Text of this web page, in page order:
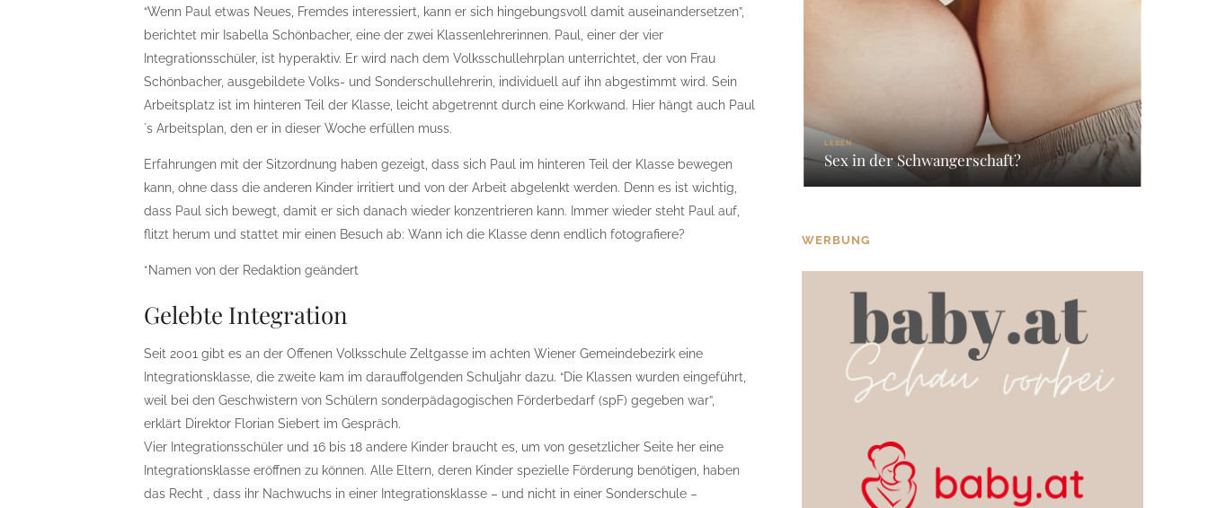
“Wenn Paul etwas Neues, Fremdes interessiert, kann er sich hingebungsvoll damit auseinandersetzen”,
berichtet mir Isabella Schönbacher, eine der zwei Klassenlehrerinnen. Paul, einer der vier
Integrationsschüler, ist hyperaktiv. Er wird nach dem Volksschullehrplan unterrichtet, der von Frau
Schönbacher, ausgebildete Volks- und Sonderschullehrerin, individuell auf ihn abgestimmt wird. Sein
Arbeitsplatz ist im hinteren Teil der Klasse, leicht abgetrennt durch eine Korkwand. Hier hängt auch Paul
´s Arbeitsplan, den er in dieser Woche erfüllen muss.
Erfahrungen mit der Sitzordnung haben gezeigt, dass sich Paul im hinteren Teil der Klasse bewegen
kann, ohne dass die anderen Kinder irritiert und von der Arbeit abgelenkt werden. Denn es ist wichtig,
dass Paul sich bewegt, damit er sich danach wieder konzentrieren kann. Immer wieder steht Paul auf,
flitzt herum und stattet mir einen Besuch ab: Wann ich die Klasse denn endlich fotografiere?
*Namen von der Redaktion geändert
Gelebte Integration
Seit 2001 gibt es an der Offenen Volksschule Zeltgasse im achten Wiener Gemeindebezirk eine
Integrationsklasse, die zweite kam im darauffolgenden Schuljahr dazu. “Die Klassen wurden eingeführt,
weil bei den Geschwistern von Schülern sonderpädagogischen Förderbedarf (spF) gegeben war”,
erklärt Direktor Florian Siebert im Gespräch.
Vier Integrationsschüler und 16 bis 18 andere Kinder braucht es, um von gesetzlicher Seite her eine
Integrationsklasse eröffnen zu können. Alle Eltern, deren Kinder spezielle Förderung benötigen, haben
das Recht , dass ihr Nachwuchs in einer Integrationsklasse – und nicht in einer Sonderschule –
LEBEN
Sex in der Schwangerschaft?
WERBUNG